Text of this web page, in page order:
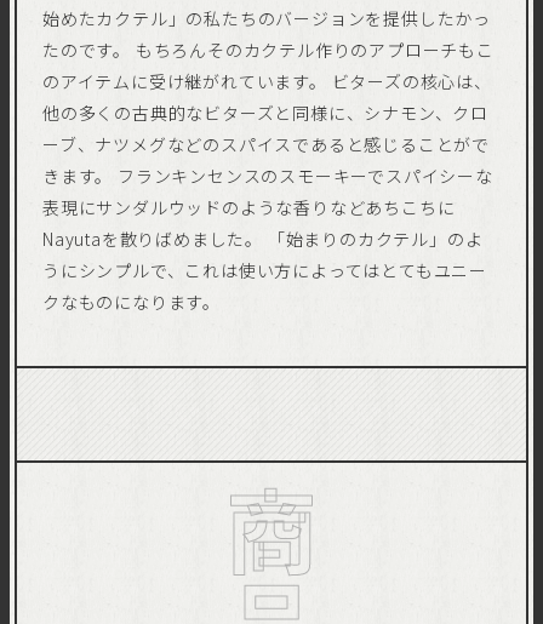
始めたカクテル」の私たちのバージョンを提供したかっ
たのです。 もちろんそのカクテル作りのアプローチもこ
のアイテムに受け継がれています。 ビターズの核心は、
他の多くの古典的なビターズと同様に、シナモン、クロ
ーブ、ナツメグなどのスパイスであると感じることがで
きます。 フランキンセンスのスモーキーでスパイシーな
表現にサンダルウッドのような香りなどあちこちに
Nayutaを散りばめました。 「始まりのカクテル」のよ
うにシンプルで、これは使い方によってはとてもユニー
クなものになります。
商品